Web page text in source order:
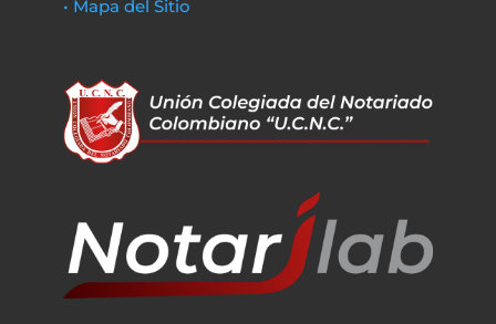
• Mapa del Sitio